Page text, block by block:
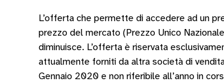
L’offerta che permette di accedere ad un
prezzo del mercato (Prezzo Unico
diminuisce. L’offerta è riservata
attualmente forniti da altra società di
Gennaio 2020 e non riferibile all’anno in